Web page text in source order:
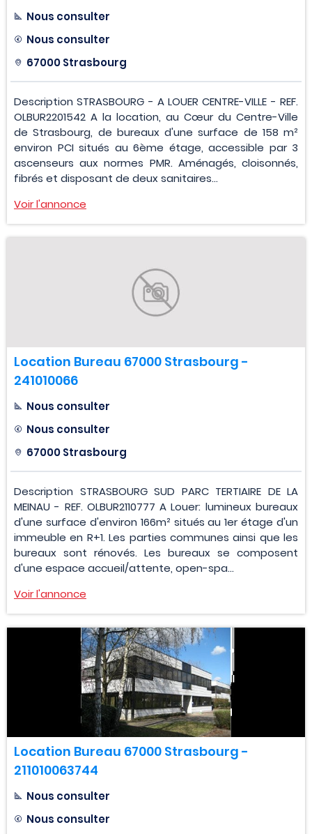
Nous consulter
Nous consulter
67000 Strasbourg
Description STRASBOURG - A LOUER CENTRE-VILLE - REF.
OLBUR2201542 A la location, au Cœur du Centre-Ville
de Strasbourg, de bureaux d'une surface de 158 m²
environ PCI situés au 6ème étage, accessible par 3
ascenseurs aux normes PMR. Aménagés, cloisonnés,
fibrés et disposant de deux sanitaires...
Voir l'annonce
Location Bureau 67000 Strasbourg -
241010066
Nous consulter
Nous consulter
67000 Strasbourg
Description STRASBOURG SUD PARC TERTIAIRE DE LA
MEINAU - REF. OLBUR2110777 A Louer: lumineux bureaux
d'une surface d'environ 166m² situés au 1er étage d'un
immeuble en R+1. Les parties communes ainsi que les
bureaux sont rénovés. Les bureaux se composent
d'une espace accueil/attente, open-spa...
Voir l'annonce
Location Bureau 67000 Strasbourg -
211010063744
Nous consulter
Nous consulter